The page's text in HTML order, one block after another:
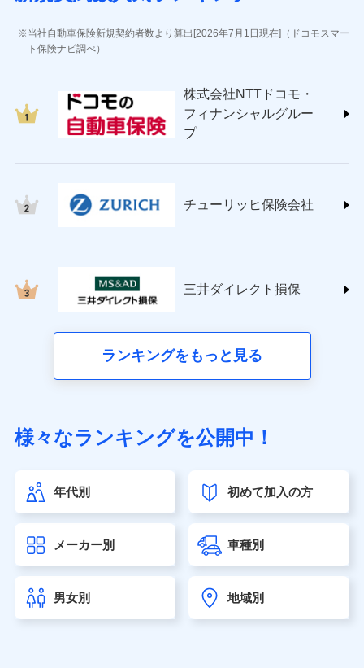
ソニー損害保険株式会社
(https://www.sonysonpo.co.jp/)
ＳＯＭＰＯダイレクト損害保険株式会社
(https://www.sompo-direct.co.jp/)
チューリッヒ保険会社 (https://www.zurich.co.jp/)
(https://www.nisshinfire.co.jp/)
(https://www.petfamilyins.co.jp/)
ins.com/)
三井ダイレクト損害保険株式会社
（https://www.sonylife.co.jp）
第一ネオ生命保険株式会社（https://neofirst.co.jp/）
大樹生命保険株式会社（https://www.taiju-life.co.jp）
seimei.co.jp）
チューリッヒ生命保険株式会社
東京海上日動あんしん生命保険株式会社
（https://www.tmn-anshin.co.jp/）
当社自動車保険新規契約者数より算出[2026年7月1日現在]（ドコモスマー
ト保険ナビ調べ）
株式会社NTTドコモ・
フィナンシャルグルー
プ
チューリッヒ保険会社
三井ダイレクト損保
ランキングをもっと見る
様々なランキングを公開中！
年代別 初めて加入の方
メーカー別 車種別
男女別 地域別